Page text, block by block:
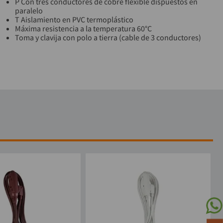
paralelo
T Aislamiento en PVC termoplástico
Máxima resistencia a la temperatura 60°C
Toma y clavija con polo a tierra (cable de 3 conductores)